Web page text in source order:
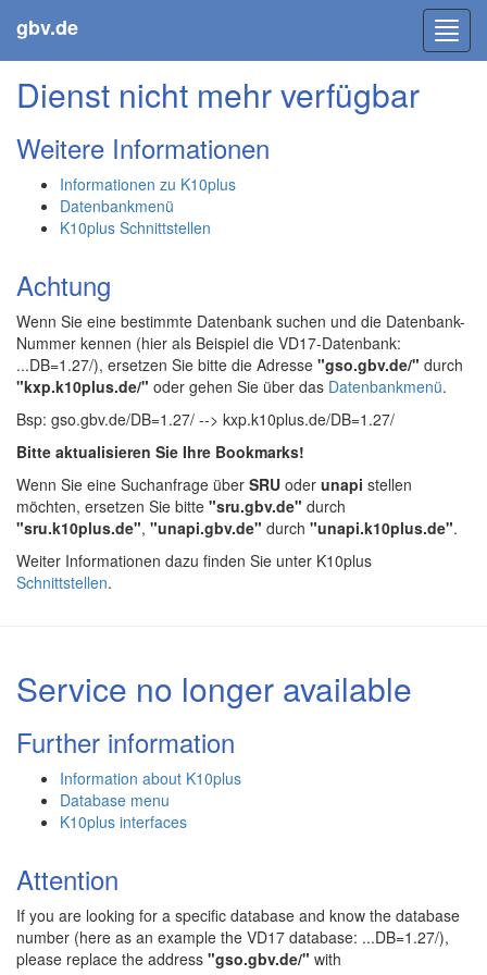
gbv.de
Dienst nicht mehr verfügbar
Weitere Informationen
Informationen zu K10plus
Datenbankmenü
K10plus Schnittstellen
Achtung
Wenn Sie eine bestimmte Datenbank suchen und die Datenbank-
Nummer kennen (hier als Beispiel die VD17-Datenbank:
...DB=1.27/), ersetzen Sie bitte die Adresse "gso.gbv.de/" durch
"kxp.k10plus.de/" oder gehen Sie über das Datenbankmenü.
Bsp: gso.gbv.de/DB=1.27/ --> kxp.k10plus.de/DB=1.27/
Bitte aktualisieren Sie Ihre Bookmarks!
Wenn Sie eine Suchanfrage über SRU oder unapi stellen
möchten, ersetzen Sie bitte "sru.gbv.de" durch
"sru.k10plus.de", "unapi.gbv.de" durch "unapi.k10plus.de".
Weiter Informationen dazu finden Sie unter K10plus
Schnittstellen.
Service no longer available
Further information
Information about K10plus
Database menu
K10plus interfaces
Attention
If you are looking for a specific database and know the database
number (here as an example the VD17 database: ...DB=1.27/),
please replace the address "gso.gbv.de/" with